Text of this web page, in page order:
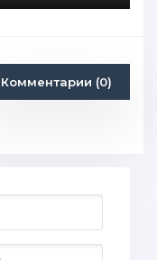
Комментарии (0)